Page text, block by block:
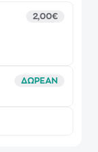
2,00€
ΔΩΡΕΑΝ